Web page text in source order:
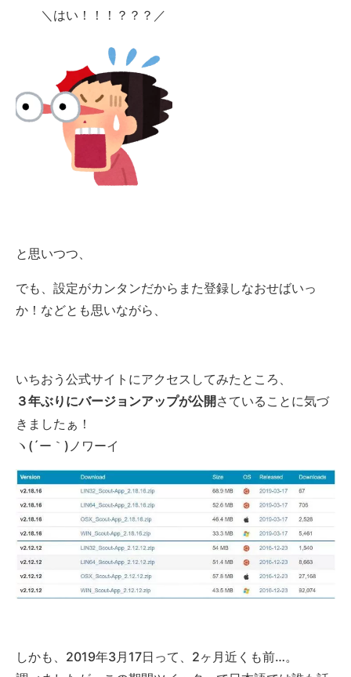
＼はい！！！？？？／
と思いつつ、
でも、設定がカンタンだからまた登録しなおせばいっ
か！などとも思いながら、
いちおう公式サイトにアクセスしてみたところ、
３年ぶりにバージョンアップが公開 さていることに気づ
きましたぁ！
ヽ(´ー｀)ノワーイ
しかも、2019年3月17日って、2ヶ月近くも前…。